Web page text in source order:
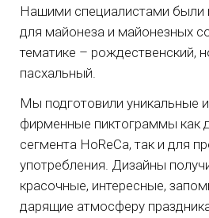
Нашими специалистами были
для майонеза и майонезных
тематике – рождественский,
пасхальный.
Мы подготовили уникальные
фирменные пиктограммы как
сегмента HoReCa, так и для
употребления. Дизайны
красочные, интересные,
дарящие атмосферу